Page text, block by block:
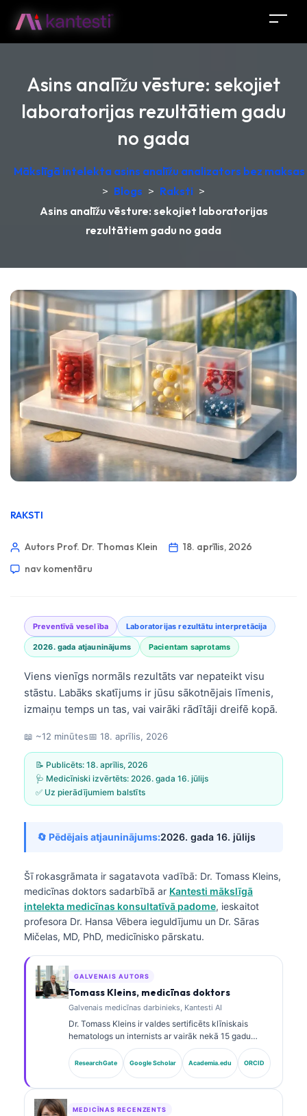
Asins analīžu vēsture: sekojiet
laboratorijas rezultātiem gadu
no gada
Mākslīgā intelekta asins analīžu analizators bez
> Blogs > Raksti >
Asins analīžu vēsture: sekojiet laboratorijas
rezultātiem gadu no gada
RAKSTI
Autors Prof. Dr. Thomas Klein
18. aprīlis, 2026
nav komentāru
Preventīvā veselība Laboratorijas rezultātu interpretācija
2026. gada atjauninājums Pacientam saprotams
Viens vienīgs normāls rezultāts var nepateikt visu
stāstu. Labāks skatījums ir jūsu sākotnējais līmenis,
izmaiņu temps un tas, vai vairāki rādītāji dreifē kopā.
📖 ~12 minūtes📅 18. aprīlis, 2026
📝 Publicēts: 18. aprīlis, 2026
🩺 Medicīniski izvērtēts: 2026. gada 16. jūlijs
✅ Uz pierādījumiem balstīts
🔄 Pēdējais atjauninājums:2026. gada 16. jūlijs
Šī rokasgrāmata ir sagatavota vadībā: Dr. Tomass Kleins,
medicīnas doktors sadarbībā ar Kantesti mākslīgā
intelekta medicīnas konsultatīvā padome, ieskaitot
profesora Dr. Hansa Vēbera ieguldījumu un Dr. Sāras
Mičelas, MD, PhD, medicīnisko pārskatu.
GALVENAIS AUTORS
Tomass Kleins, medicīnas doktors
Galvenais medicīnas darbinieks, Kantesti AI
Dr. Tomass Kleins ir valdes sertificēts klīniskais
hematologs un internists ar vairāk nekā 15 gadu
pieredzi laboratorijas medicīnā un ar AI atbalstītā
klīniskā analīzē. Kā Kantesti AI galvenais medicīnas
darbinieks viņš nodrošina klīnisku uzraudzību par
interpretāciju un laboratorijas diagnostiku
ResearchGate Google Scholar Academia.edu ORCID
MEDICĪNAS RECENZENTS